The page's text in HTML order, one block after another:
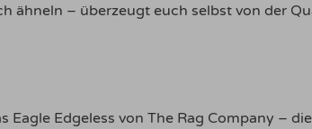
ähneln – überzeugt euch selbst von der
Edgeless von The Rag Company –